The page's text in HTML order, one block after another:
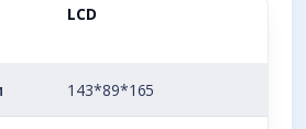
LCD
143*89*165